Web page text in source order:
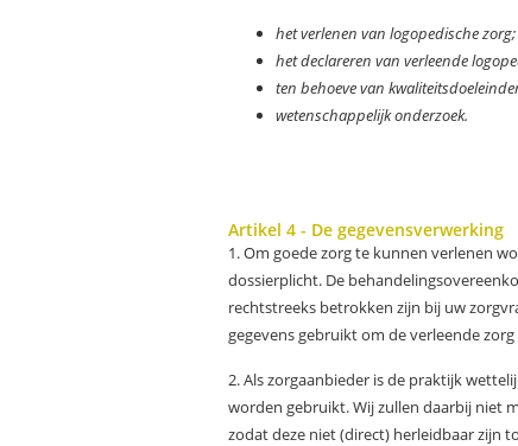
het verlenen van logopedische zorg;
het declareren van verleende
ten behoeve van
wetenschappelijk onderzoek.
Artikel 4 - De gegevensverwerking
1. Om goede zorg te kunnen verlenen
dossierplicht. De
rechtstreeks betrokken zijn bij uw
gegevens gebruikt om de verleende
2. Als zorgaanbieder is de praktijk
worden gebruikt. Wij zullen daarbij niet
zodat deze niet (direct) herleidbaar zijn